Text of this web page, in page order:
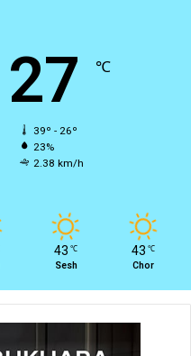
27 ℃
39º - 26º
23%
2.38 km/h
43 ℃
Sesh
43 ℃
Chor